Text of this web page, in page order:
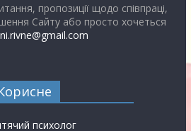
пропозиції щодо співпраці,
Сайту або просто хочеться
психолог